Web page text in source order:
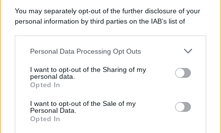
You may separately opt-out of the further disclosure of your
personal information by third parties on the IAB’s list of
This information may also be disclosed by us to third parties
disclose it to other third parties.
Please note that this website/app uses one or more Google
services and may gather and store information including but
not limited to your visit or usage behaviour. You may click to
grant or deny consent to Google and its third-party tags to
Personal Data Processing Opt Outs
I want to opt-out of the Sharing of my
personal data.
Opted In
I want to opt-out of the Sale of my
Personal Data.
Opted In